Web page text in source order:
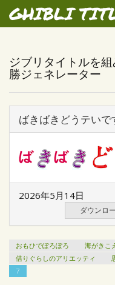
GHIBLI
ジブリタイトルを
勝ジェネレーター
ばきばきどうテいで
2026年5月14日
ダウンロ
おもひでぽろぽろ 海がきこ
借りぐらしのアリエッティ
7